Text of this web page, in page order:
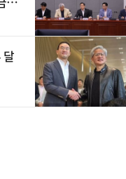
달